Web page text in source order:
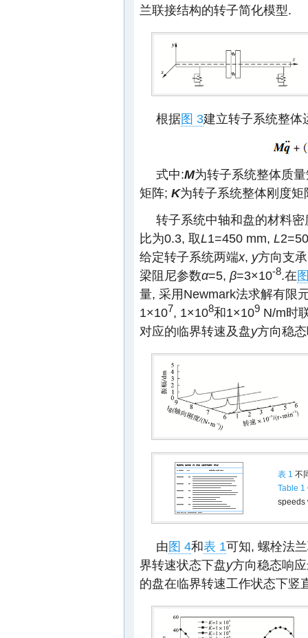
兰联接结构的转子简化模型.
根据图 3建立转子系统整体
式中:M为转子系统整体质
矩阵; K为转子系统整体刚度
转子系统中轴和盘的材料
比为0.3, 取L1=450 mm, L
给定转子系统两端x, y方向支
梁阻尼参数α=5, β=3×10-8.在
量, 采用Newmark法求解有限
1×107, 1×108和1×109 N/m时
对应的临界转速及盘y方向稳
表 1 不
Table 1
speeds
由图 4和表 1可知, 螺栓法
界转速状态下盘y方向稳态响
的盘在临界转速工作状态下竖